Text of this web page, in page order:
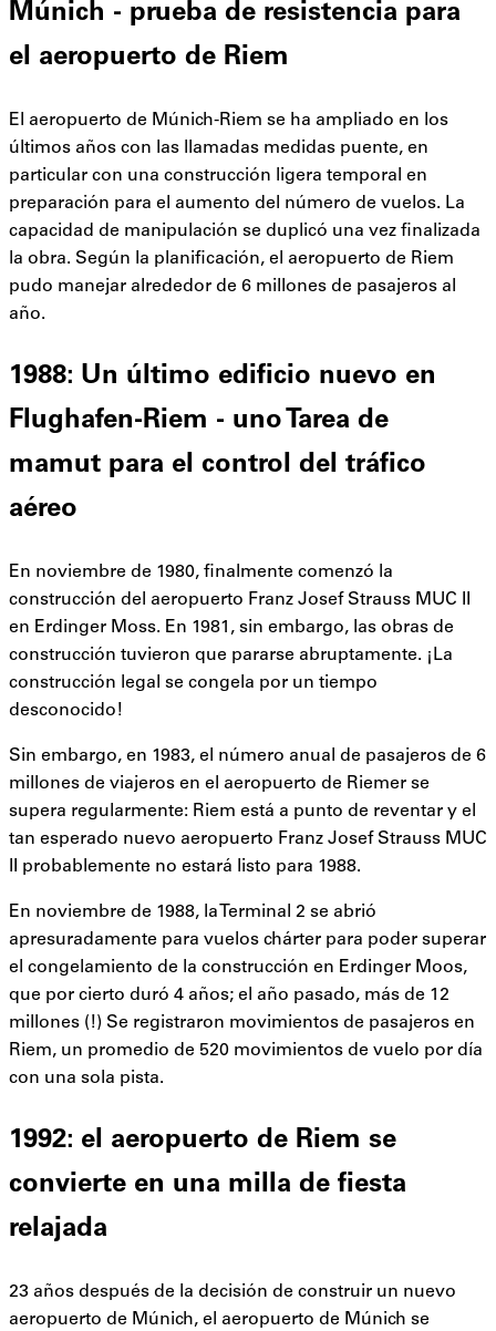
Múnich - prueba de resistencia para
el aeropuerto de Riem
El aeropuerto de Múnich-Riem se ha ampliado en los
últimos años con las llamadas medidas puente, en
particular con una construcción ligera temporal en
preparación para el aumento del número de vuelos. La
capacidad de manipulación se duplicó una vez finalizada
la obra. Según la planificación, el aeropuerto de Riem
pudo manejar alrededor de 6 millones de pasajeros al
año.
1988: Un último edificio nuevo en
Flughafen-Riem - uno Tarea de
mamut para el control del tráfico
aéreo
En noviembre de 1980, finalmente comenzó la
construcción del aeropuerto Franz Josef Strauss MUC II
en Erdinger Moss. En 1981, sin embargo, las obras de
construcción tuvieron que pararse abruptamente. ¡La
construcción legal se congela por un tiempo
desconocido!
Sin embargo, en 1983, el número anual de pasajeros de 6
millones de viajeros en el aeropuerto de Riemer se
supera regularmente: Riem está a punto de reventar y el
tan esperado nuevo aeropuerto Franz Josef Strauss MUC
II probablemente no estará listo para 1988.
En noviembre de 1988, la Terminal 2 se abrió
apresuradamente para vuelos chárter para poder superar
el congelamiento de la construcción en Erdinger Moos,
que por cierto duró 4 años; el año pasado, más de 12
millones (!) Se registraron movimientos de pasajeros en
Riem, un promedio de 520 movimientos de vuelo por día
con una sola pista.
1992: el aeropuerto de Riem se
convierte en una milla de fiesta
relajada
23 años después de la decisión de construir un nuevo
aeropuerto de Múnich, el aeropuerto de Múnich se